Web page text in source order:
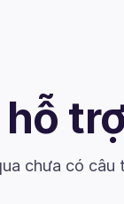
chưa có câu